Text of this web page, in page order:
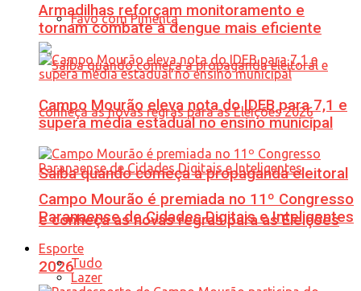
Favo com Pimenta
Saiba quando começa a propaganda eleitoral
e conheça as novas regras para as Eleições
2026
Armadilhas reforçam monitoramento e
tornam combate à dengue mais eficiente
Campo Mourão eleva nota do IDEB para 7,1 e
supera média estadual no ensino municipal
Campo Mourão é premiada no 11º Congresso
Paranaense de Cidades Digitais e Inteligentes
Esporte
Tudo
Lazer